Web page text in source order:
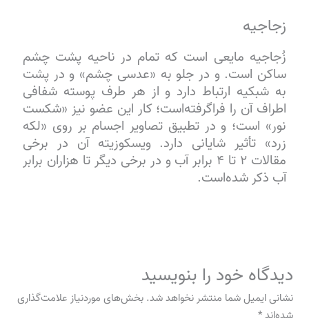
زجاجیه
زُجاجیه مایعی است که تمام در ناحیه پشت چشم
ساکن است. و در جلو به «عدسی چشم» و در پشت
به شبکیه ارتباط دارد و از هر طرف پوسته شفافی
اطراف آن را فراگرفته‌است؛ کار این عضو نیز «شکست
نور» است؛ و در تطبیق تصاویر اجسام بر روی «لکه
زرد» تأثیر شایانی دارد. ویسکوزیته آن در برخی
مقالات ۲ تا ۴ برابر آب و در برخی دیگر تا هزاران برابر
آب ذکر شده‌است.
دیدگاه‌ خود را بنویسید
نشانی ایمیل شما منتشر نخواهد شد. بخش‌های موردنیاز علامت‌گذاری
شده‌اند*